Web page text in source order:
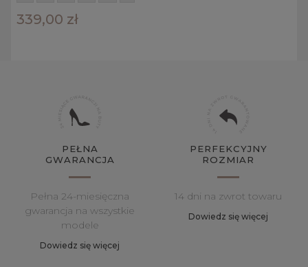
339,00 zł
PEŁNA
GWARANCJA
Pełna 24-miesięczna
gwarancja na wszystkie
modele
Dowiedz się więcej
PERFEKCYJNY
ROZMIAR
14 dni na zwrot towaru
Dowiedz się więcej